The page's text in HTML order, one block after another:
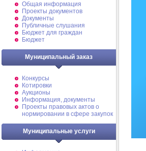
Общая информация
Проекты документов
Документы
Публичные слушания
Бюджет для граждан
Бюджет
Муниципальный заказ
Конкурсы
Котировки
Аукционы
Информация, документы
Проекты правовых актов о
нормировании в сфере закупок
Муниципальные услуги